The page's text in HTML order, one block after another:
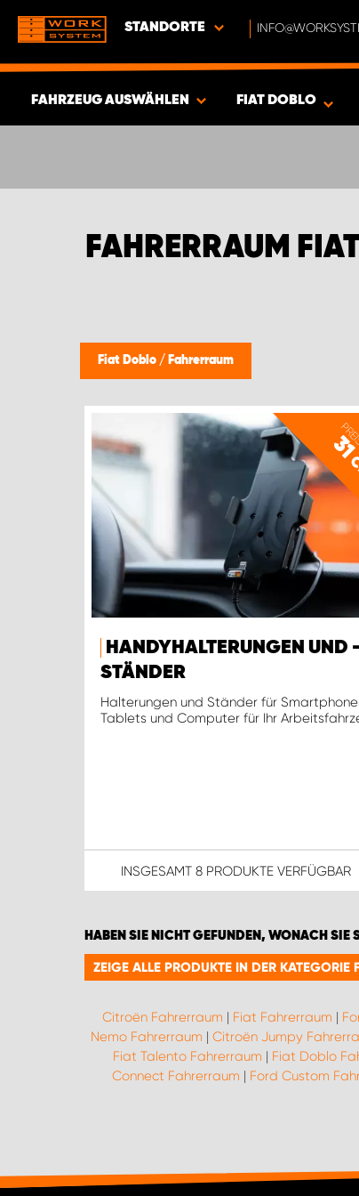
STANDORTE
FAHRZEUG AUSWÄHLEN
ARTIKEL
FIAT DOBLO
FAHRERRAUM
Fiat Doblo / Fahrerraum
HANDYHALTERUNGEN UND
STÄNDER
Halterungen und Ständer für
Tablets und Computer für Ihr
INSGESAMT 8 PRODUKTEVERFÜGBAR
HABEN SIE NICHT GEFUNDEN, WONACH SIE
ZEIGE ALLE PRODUKTE IN DER KATEGORIE
Citroën Fahrerraum | Fiat Fahrerraum |
Nemo Fahrerraum | Citroën Jumpy
Fiat Talento Fahrerraum | Fiat Doblo
Connect Fahrerraum | Ford Custom